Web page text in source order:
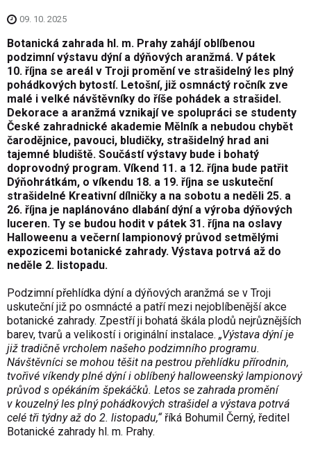
09. 10. 2025
Botanická zahrada hl. m. Prahy zahájí oblíbenou
podzimní výstavu dýní a dýňových aranžmá. V pátek
10. října se areál v Troji promění ve strašidelný les plný
pohádkových bytostí. Letošní, již osmnáctý ročník zve
malé i velké návštěvníky do říše pohádek a strašidel.
Dekorace a aranžmá vznikají ve spolupráci se studenty
České zahradnické akademie Mělník a nebudou chybět
čarodějnice, pavouci, bludičky, strašidelný hrad ani
tajemné bludiště. Součástí výstavy bude i bohatý
doprovodný program. Víkend 11. a 12. října bude patřit
Dýňohrátkám, o víkendu 18. a 19. října se uskuteční
strašidelné Kreativní dílničky a na sobotu a neděli 25. a
26. října je naplánováno dlabání dýní a výroba dýňových
luceren. Ty se budou hodit v pátek 31. října na oslavy
Halloweenu a večerní lampionový průvod setmělými
expozicemi botanické zahrady. Výstava potrvá až do
neděle 2. listopadu.
Podzimní přehlídka dýní a dýňových aranžmá se v Troji
uskuteční již po osmnácté a patří mezi nejoblíbenější akce
botanické zahrady. Zpestří ji bohatá škála plodů nejrůznějších
barev, tvarů a velikostí i originální instalace. „Výstava dýní je
již tradičně vrcholem našeho podzimního programu.
Návštěvníci se mohou těšit na pestrou přehlídku přírodnin,
tvořivé víkendy plné dýní i oblíbený halloweenský lampionový
průvod s opékáním špekáčků. Letos se zahrada promění
v kouzelný les plný pohádkových strašidel a výstava potrvá
celé tři týdny až do 2. listopadu,“ říká Bohumil Černý, ředitel
Botanické zahrady hl. m. Prahy.